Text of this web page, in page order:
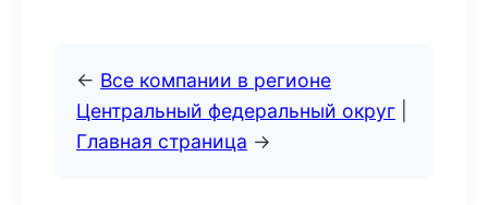
← Все компании в регионе
Центральный федеральный округ
Главная страница →